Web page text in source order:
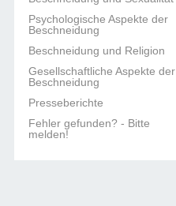
Psychologische Aspekte der
Beschneidung
Beschneidung und Religion
Gesellschaftliche Aspekte der
Beschneidung
Presseberichte
Fehler gefunden? - Bitte
melden!